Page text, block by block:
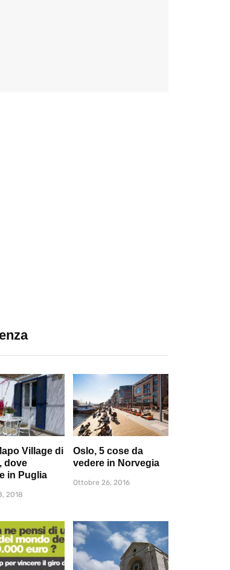
Village di
dove
in Puglia
2018
Oslo, 5 cose da
vedere in Norvegia
Ottobre 26, 2016